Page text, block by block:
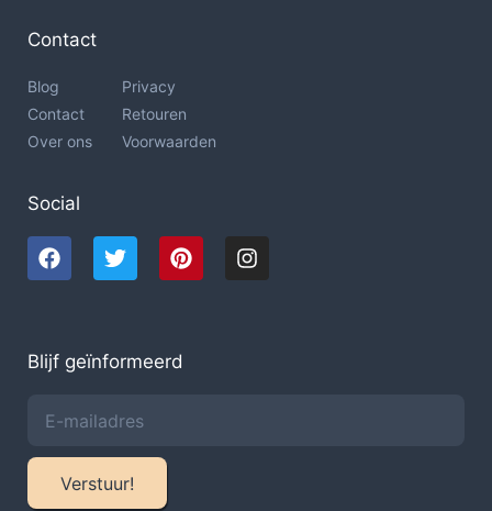
Contact
Blog
Contact
Over ons
Privacy
Retouren
Voorwaarden
Social
Blijf geïnformeerd
Verstuur!